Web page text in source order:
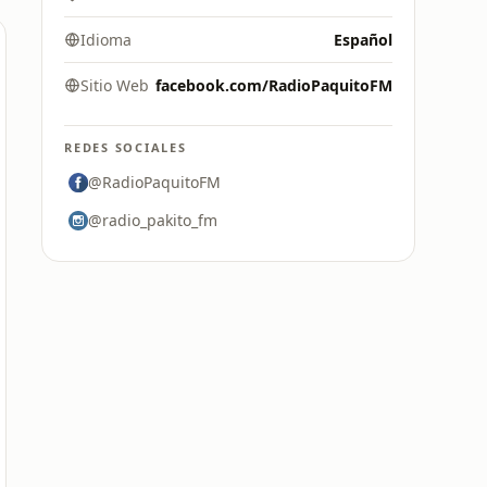
Idioma Español
Sitio Web facebook.com/RadioPaquitoFM
REDES SOCIALES
@RadioPaquitoFM
@radio_pakito_fm